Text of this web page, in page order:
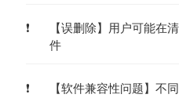
【误删除】用户可能在
件
【软件兼容性问题】不